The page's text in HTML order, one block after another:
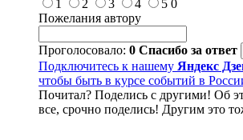
1
2 3 4 5 0
Пожелания автору
Проголосовало: 0 Спасибо за ответ
Подключитесь к нашему Яндекс
чтобы быть в курсе событий в
Почитал? Поделись с другими! Об
все, срочно поделись! Другим это